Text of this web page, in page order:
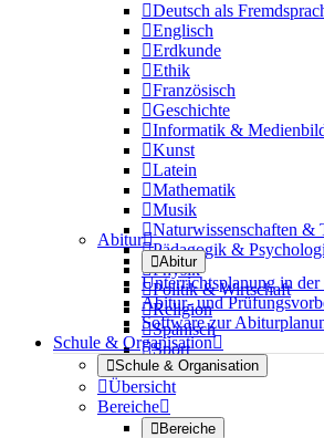
Deutsch als
Englisch
Erdkunde
Ethik
Französisch
Geschichte
Informatik &
Kunst
Latein
Mathematik
Musik
Naturwissenschaften &
Pädagogik &
Physik
Politik & Wirtschaft
Religion
Spanisch
Sport
Abitur
Abitur
Unterrichtsplanung in der
Abitur- und
Software zur
Schule & Organisation
Schule & Organisation
Übersicht
Bereiche
Bereiche